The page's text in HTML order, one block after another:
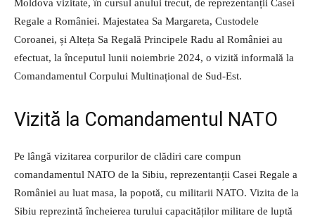
Moldova vizitate, în cursul anului trecut, de reprezentanții Casei
Regale a României. Majestatea Sa Margareta, Custodele
Coroanei, și Alteța Sa Regală Principele Radu al României au
efectuat, la începutul lunii noiembrie 2024, o vizită informală la
Comandamentul Corpului Multinațional de Sud-Est.
Vizită la Comandamentul NATO
Pe lângă vizitarea corpurilor de clădiri care compun
comandamentul NATO de la Sibiu, reprezentanții Casei Regale a
României au luat masa, la popotă, cu militarii NATO. Vizita de la
Sibiu reprezintă încheierea turului capacităților militare de luptă